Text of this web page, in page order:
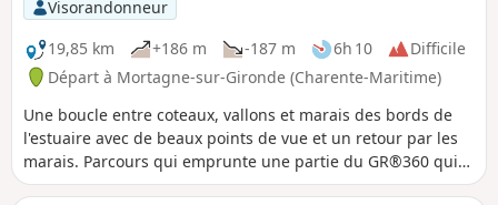
Visorandonneur
19,85 km
+186 m -187 m 6h 10
Difficile
Départ à Mortagne-sur-Gironde (Charente-Maritime)
Une boucle entre coteaux, vallons et marais des bords de
l'estuaire avec de beaux points de vue et un retour par les
marais. Parcours qui emprunte une partie du GR®360 qui
fait le tour de la Saintonge.